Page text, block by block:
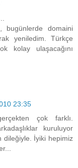
bugünlerde domaini
yeniledim. Türkçe
kolay ulaşacağını
23:35
çok farklı.
kuruluyor
dileğiyle. İyiki hepimiz